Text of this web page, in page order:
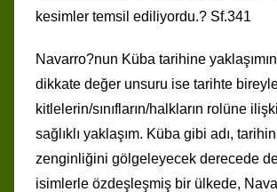
kesimler temsil ediliyordu.? Sf.341
Navarro?nun Küba tarihine
dikkate değer unsuru ise tarihte
kitlelerin/sınıfların/halkların rolüne
sağlıklı yaklaşım. Küba gibi adı,
zenginliğini gölgeleyecek derecede
isimlerle özdeşleşmiş bir ülkede,